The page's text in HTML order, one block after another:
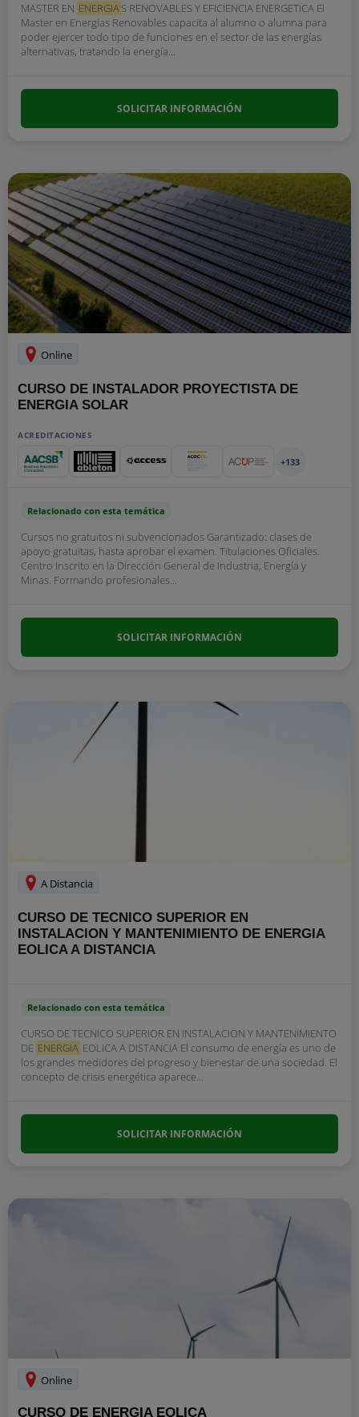
MASTER EN ENERGIAS RENOVABLES Y EFICIENCIA ENERGETICA El
Master en Energías Renovables capacita al alumno o alumna para
poder ejercer todo tipo de funciones en el sector de las energías
alternativas, tratando la energía...
SOLICITAR INFORMACIÓN
Online
CURSO DE INSTALADOR PROYECTISTA DE
ENERGIA SOLAR
ACREDITACIONES
+133
Relacionado con esta temática
Cursos no gratuitos ni subvencionados Garantizado: clases de
apoyo gratuitas, hasta aprobar el examen. Titulaciones Oficiales.
Centro inscrito en la Dirección General de Industria, Energía y
Minas. Formando profesionales...
SOLICITAR INFORMACIÓN
A Distancia
CURSO DE TECNICO SUPERIOR EN
INSTALACION Y MANTENIMIENTO DE ENERGIA
EOLICA A DISTANCIA
Relacionado con esta temática
CURSO DE TECNICO SUPERIOR EN INSTALACION Y MANTENIMIENTO
DE ENERGIA EOLICA A DISTANCIA El consumo de energía es uno de
los grandes medidores del progreso y bienestar de una sociedad. El
concepto de crisis energética aparece...
SOLICITAR INFORMACIÓN
Online
CURSO DE ENERGIA EOLICA